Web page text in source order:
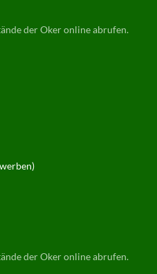
der Oker online abrufen.
der Oker online abrufen.